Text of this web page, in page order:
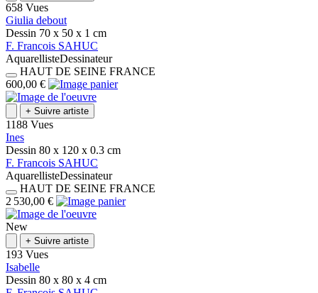
658 Vues
Giulia debout
Dessin 70 x 50 x 1 cm
F. Francois SAHUC
AquarellisteDessinateur
HAUT DE SEINE FRANCE
600,00 €
+ Suivre artiste
1188 Vues
Ines
Dessin 80 x 120 x 0.3 cm
F. Francois SAHUC
AquarellisteDessinateur
HAUT DE SEINE FRANCE
2 530,00 €
New
+ Suivre artiste
193 Vues
Isabelle
Dessin 80 x 80 x 4 cm